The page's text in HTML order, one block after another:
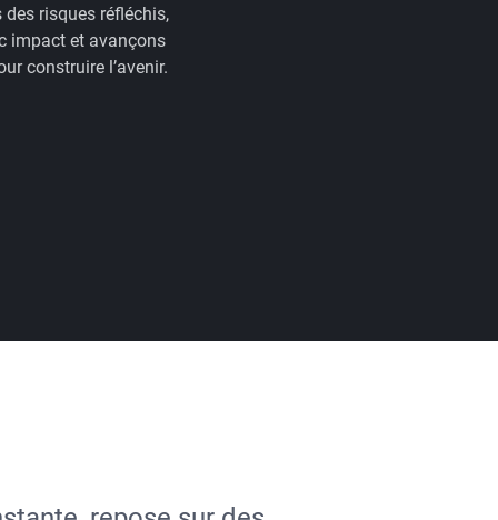
des risques réfléchis,
impact et avançons
construire l’avenir.